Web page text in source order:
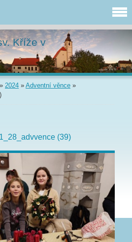
Kříže v
» 2024 » Adventní věnce »
(39)